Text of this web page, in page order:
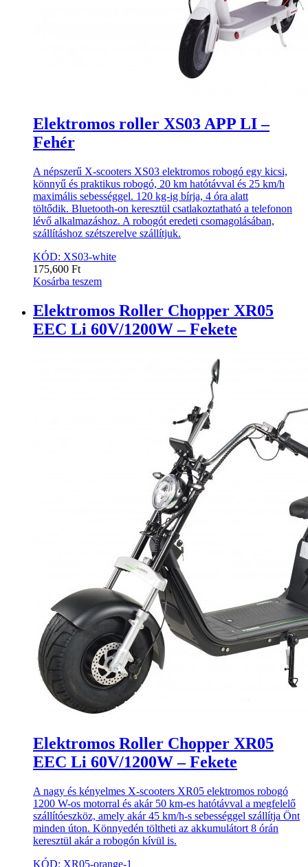
Elektromos roller XS03 APP LI –
Fehér
A népszerű X-scooters XS03 elektromos robogó egy kicsi,
könnyű és praktikus robogó, 20 km hatótávval és 25 km/h
maximális sebességgel. 120 kg-ig bírja, 4 óra alatt
töltődik. Bluetooth-on keresztül csatlakoztatható a telefonon
lévő alkalmazáshoz. A robogót eredeti csomagolásában,
szállításhoz szétszerelve szállítjuk.
KÓD: XS03-white
175,600 Ft
Kosárba teszem
Elektromos Roller Chopper XR05
EEC Li 60V/1200W – Fekete
Elektromos Roller Chopper XR05
EEC Li 60V/1200W – Fekete
A nagy és kényelmes X-scooters XR05 elektromos robogó
1200 W-os motorral és akár 50 km-es hatótávval a megfelelő
szállítóeszköz, amely akár 45 km/h-s sebességgel szállítja Önt
minden úton. Könnyedén töltheti az akkumulátort 8 órán
keresztül akár a robogón kívül is.
KÓD: XR05-orange-1